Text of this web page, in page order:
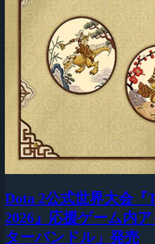
Dota 2公式世界大会『
2026』応援ゲーム内
ターバンドル」発売